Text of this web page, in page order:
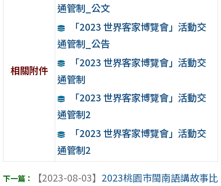
相關附件
通管制_公文
「2023 世界客家博覽會」活動交
通管制_公告
「2023 世界客家博覽會」活動交
通管制
「2023 世界客家博覽會」活動交
通管制2
「2023 世界客家博覽會」活動交
通管制2
【2023-08-03】 2023桃園市閩南語講故事比